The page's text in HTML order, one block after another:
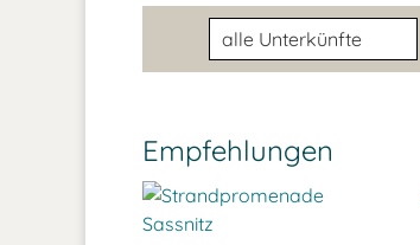
Unterkunftsart
Empfehlungen